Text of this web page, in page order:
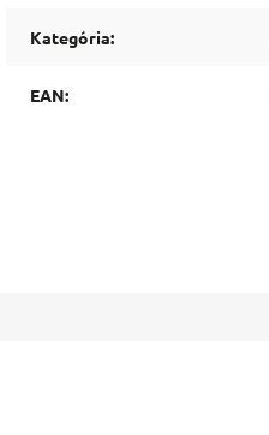
Kategória:
EAN: